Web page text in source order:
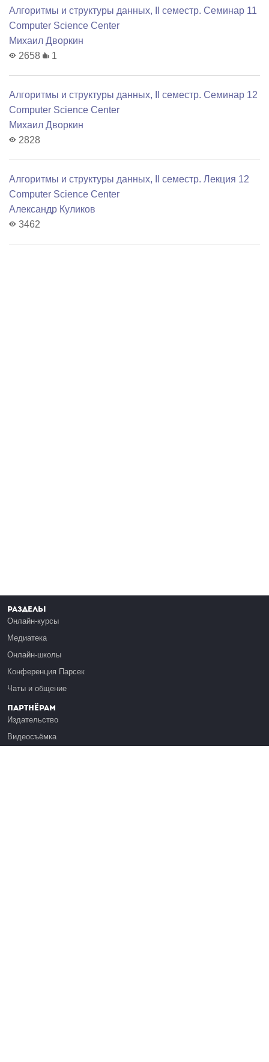
Алгоритмы и структуры данных, II семестр. Семинар 11
Computer Science Center
Михаил Дворкин
2658
1
Алгоритмы и структуры данных, II семестр. Семинар 12
Computer Science Center
Михаил Дворкин
2828
Алгоритмы и структуры данных, II семестр. Лекция 12
Computer Science Center
Александр Куликов
3462
Разделы
Онлайн-курсы
Медиатека
Онлайн-школы
Конференция Парсек
Чаты и общение
Партнёрам
Издательство
Видеосъёмка